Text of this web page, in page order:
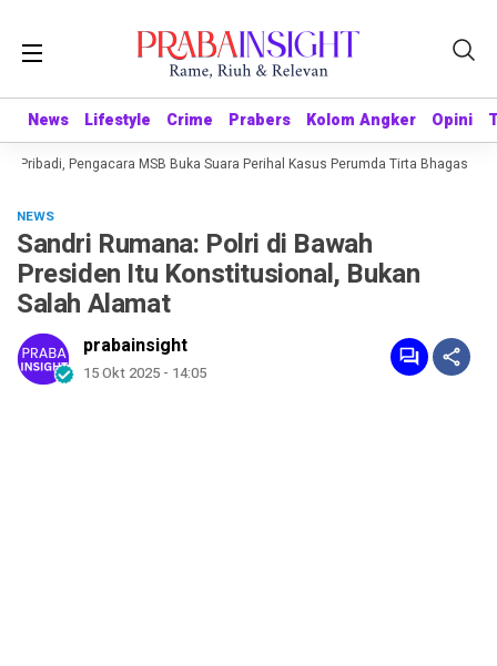
News Lifestyle Crime Prabers Kolom Angker Opini
News Lifestyle Crime Prabers Kolom Angker Opini
Pengacara MSB Buka Suara Perihal Kasus Perumda Tirta Bhagasasi
NEWS
Sandri Rumana: Polri di Bawah
Presiden Itu Konstitusional, Bukan
Salah Alamat
prabainsight
15 Okt 2025 - 14:05